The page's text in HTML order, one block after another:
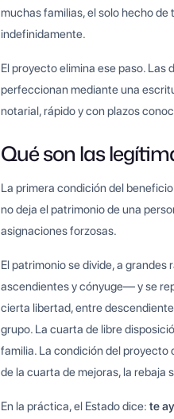
muchas familias, el solo hecho
indefinidamente.
El proyecto elimina ese paso. Las
perfeccionan mediante una
notarial, rápido y con plazos
Qué son las
La primera condición del
no deja el patrimonio de una
asignaciones forzosas.
El patrimonio se divide, a
ascendientes y cónyuge— y se
cierta libertad, entre
grupo. La cuarta de libre
familia. La condición del proyecto
de la cuarta de mejoras, la rebaja
En la práctica, el Estado dice: te